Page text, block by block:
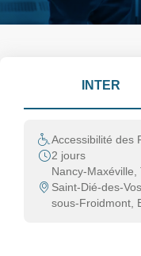
INTER
Accessibilité des
2 jours
Nancy-Maxéville,
Saint-Dié-des-
sous-Froidmont,